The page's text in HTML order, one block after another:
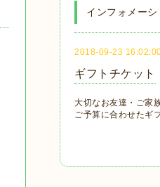
インフォメーシ
2018-09-23
ギフトチケット
大切なお友達・ご家
ご予算に合わせたギ